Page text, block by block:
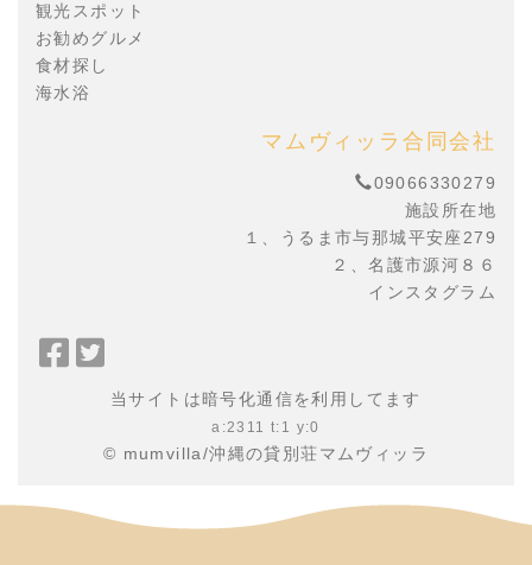
観光スポット
お勧めグルメ
食材探し
海水浴
マムヴィッラ合同会社
09066330279
施設所在地
１、うるま市与那城平安座279
２、名護市源河８６
インスタグラム
Facebook
シ
ア
当サイトは暗号化通信を利用してます
a:2311 t:1 y:0
© mumvilla/沖縄の貸別荘マムヴィッラ